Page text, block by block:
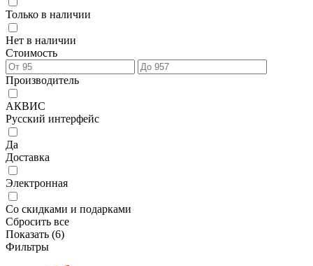
Только в наличии
Нет в наличии
Стоимость
Производитель
АКВИС
Русский интерфейс
Да
Доставка
Электронная
Со скидками и подарками
Сбросить все
Показать (6)
Фильтры